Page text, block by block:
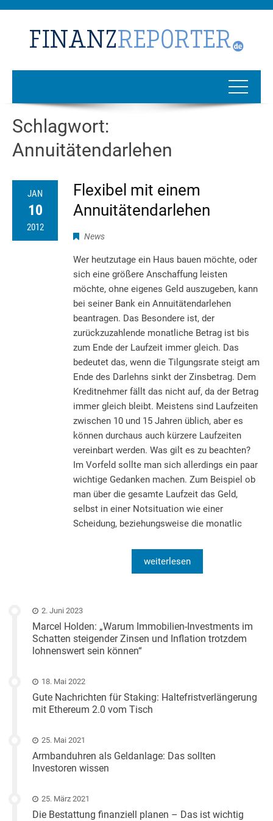
Schlagwort:
Annuitätendarlehen
JAN
10
2012
Flexibel mit einem
Annuitätendarlehen
News
Wer heutzutage ein Haus bauen möchte, oder
sich eine größere Anschaffung leisten
möchte, ohne eigenes Geld auszugeben, kann
bei seiner Bank ein Annuitätendarlehen
beantragen. Das Besondere ist, der
zurückzuzahlende monatliche Betrag ist bis
zum Ende der Laufzeit immer gleich. Das
bedeutet das, wenn die Tilgungsrate steigt am
Ende des Darlehns sinkt der Zinsbetrag. Dem
Kreditnehmer fällt das nicht auf, da der Betrag
immer gleich bleibt. Meistens sind Laufzeiten
zwischen 10 und 15 Jahren üblich, aber es
können durchaus auch kürzere Laufzeiten
vereinbart werden. Was gilt es zu beachten?
Im Vorfeld sollte man sich allerdings ein paar
wichtige Gedanken machen. Zum Beispiel ob
man über die gesamte Laufzeit das Geld,
selbst in einer Notsituation wie einer
Scheidung, beziehungsweise die monatlic
weiterlesen
2. Juni 2023
Marcel Holden: „Warum Immobilien-Investments im
Schatten steigender Zinsen und Inflation trotzdem
lohnenswert sein können“
18. Mai 2022
Gute Nachrichten für Staking: Haltefristverlängerung
mit Ethereum 2.0 vom Tisch
25. Mai 2021
Armbanduhren als Geldanlage: Das sollten
Investoren wissen
25. März 2021
Die Bestattung finanziell planen – Das ist wichtig